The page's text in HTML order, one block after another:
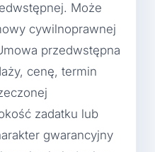
Może
cywilnoprawnej
przedwstępna
cenę, termin
zadatku lub
gwarancyjny